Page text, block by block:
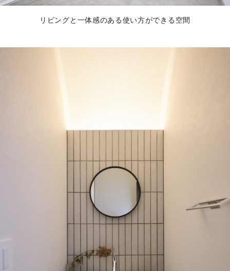
リビングと一体感のある使い方ができる空間